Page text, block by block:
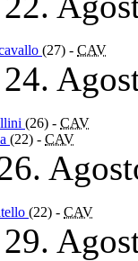
(27) - CAV
(26) - CAV
(22) - CAV
(22) - CAV